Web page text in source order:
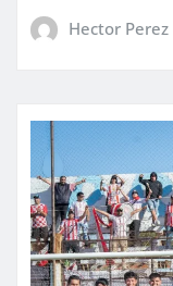
Hector Perez